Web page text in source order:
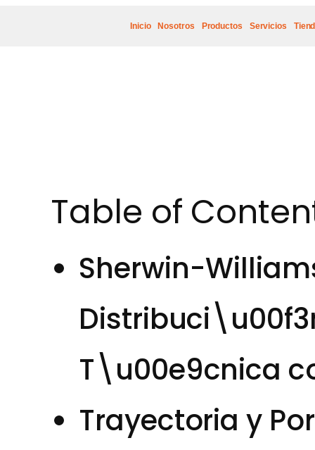
Inicio Nosotros Productos Servicios
Table of
Sherwin-
T\u00e9cnica
Trayectoria y